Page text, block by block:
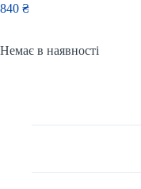
840 ₴
Немає в наявності